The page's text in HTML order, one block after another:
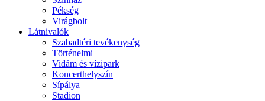
Pékség
Virágbolt
Látnivalók
Szabadtéri tevékenység
Történelmi
Vidám és vízipark
Koncerthelyszín
Sípálya
Stadion